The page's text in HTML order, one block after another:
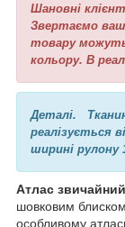
Шановні
Звертаємо
товару
кольору. В
Деталі.
реалізується
ширині рулону
Атлас звичайний
шовковим
особливому